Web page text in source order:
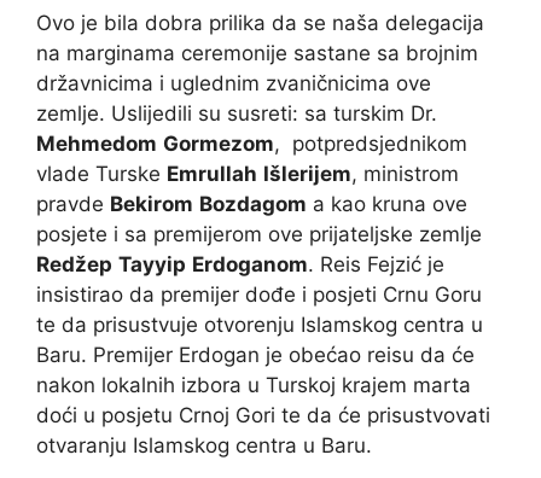
Ovo je bila dobra prilika da se naša delegacija
na marginama ceremonije sastane sa brojnim
državnicima i uglednim zvaničnicima ove
zemlje. Uslijedili su susreti: sa turskim Dr.
Mehmedom Gormezom, potpredsjednikom
vlade Turske Emrullah Išlerijem, ministrom
pravde Bekirom Bozdagom a kao kruna ove
posjete i sa premijerom ove prijateljske zemlje
Redžep Tayyip Erdoganom. Reis Fejzić je
insistirao da premijer dođe i posjeti Crnu Goru
te da prisustvuje otvorenju Islamskog centra u
Baru. Premijer Erdogan je obećao reisu da će
nakon lokalnih izbora u Turskoj krajem marta
doći u posjetu Crnoj Gori te da će prisustvovati
otvaranju Islamskog centra u Baru.